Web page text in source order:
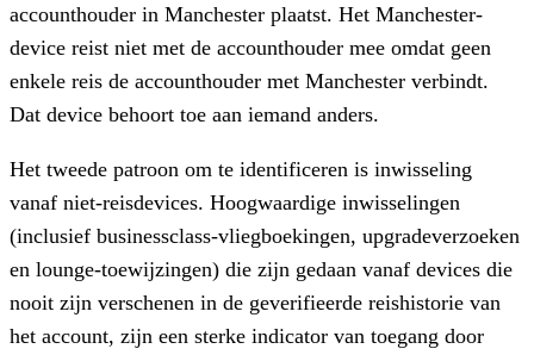
accounthouder in Manchester plaatst. Het Manchester-
device reist niet met de accounthouder mee omdat geen
enkele reis de accounthouder met Manchester verbindt.
Dat device behoort toe aan iemand anders.
Het tweede patroon om te identificeren is inwisseling
vanaf niet-reisdevices. Hoogwaardige inwisselingen
(inclusief businessclass-vliegboekingen, upgradeverzoeken
en lounge-toewijzingen) die zijn gedaan vanaf devices die
nooit zijn verschenen in de geverifieerde reishistorie van
het account, zijn een sterke indicator van toegang door